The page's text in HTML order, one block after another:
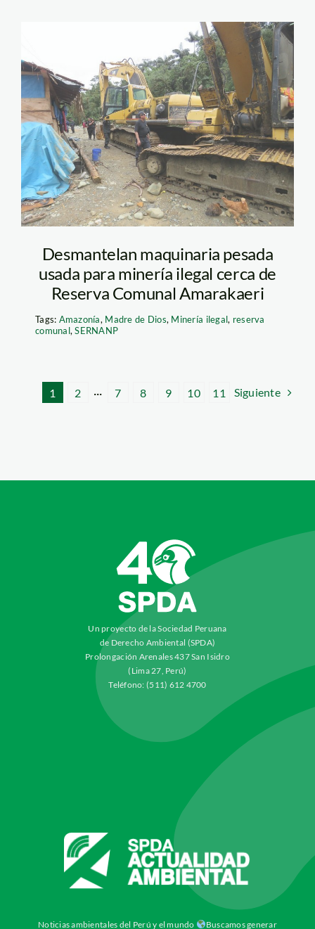
Desmantelan maquinaria pesada
usada para minería ilegal cerca de
Reserva Comunal Amarakaeri
Tags: Amazonía, Madre de Dios, Minería ilegal, reserva
comunal,SERNANP
1 2 ··· 7 8 9 10 11 Siguiente
Un proyecto de la Sociedad Peruana
de Derecho Ambiental (SPDA)
Prolongación Arenales 437 San Isidro
(Lima 27, Perú)
Teléfono: (511) 612 4700
Noticias ambientales del Perú y el mundo Buscamos generar